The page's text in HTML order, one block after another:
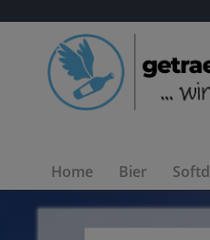
Home Bier